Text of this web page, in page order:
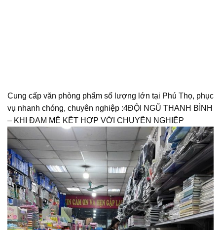
Cung cấp văn phòng phẩm số lượng lớn tại Phú Thọ, phục
vụ nhanh chóng, chuyên nghiệp :4ĐỘI NGŨ THANH BÌNH
– KHI ĐAM MÊ KẾT HỢP VỚI CHUYÊN NGHIỆP